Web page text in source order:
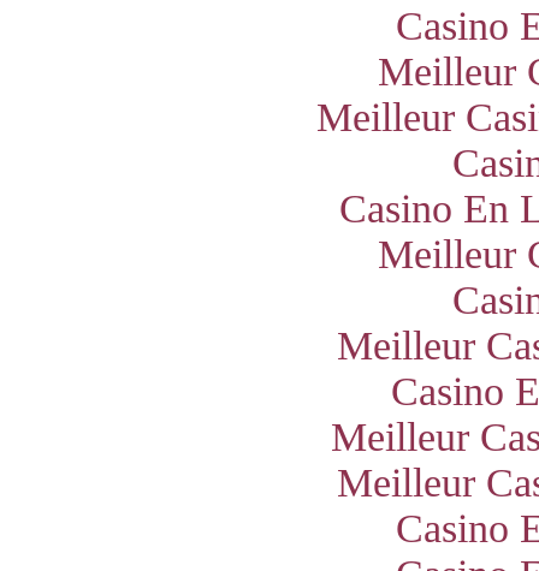
Casino
Meilleur
Meilleur
Casino En
Meilleur
Meilleur
Casino
Meilleur
Meilleur
Casino